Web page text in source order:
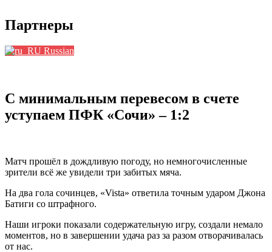
Партнеры
Russian
С минимальным перевесом в счете
уступаем ПФК «Сочи» – 1:2
Матч прошёл в дождливую погоду, но немногочисленные
зрители всё же увидели три забитых мяча.
На два гола сочинцев, «Vista» ответила точным ударом Джона
Батиги со штрафного.
Наши игроки показали содержательную игру, создали немало
моментов, но в завершении удача раз за разом отворачивалась
от нас.